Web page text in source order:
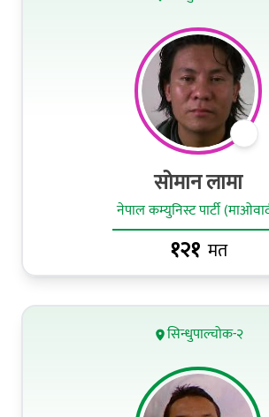
सोमान लामा
नेपाल कम्युनिस्ट पार्टी
१२१ मत
सिन्धुपाल्चोक-२